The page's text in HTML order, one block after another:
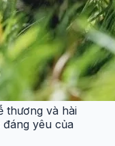
thương và hài
yêu của